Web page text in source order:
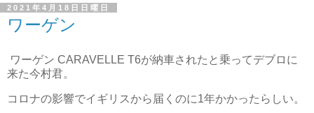
2021年4月18日日曜日
ワーゲン
ワーゲン CARAVELLE T6が納車されたと乗ってデブロに
来た今村君。
コロナの影響でイギリスから届くのに1年かかったらしい。